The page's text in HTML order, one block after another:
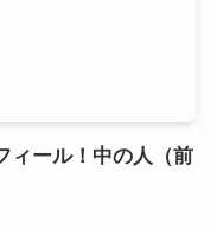
ィール！中の人（前